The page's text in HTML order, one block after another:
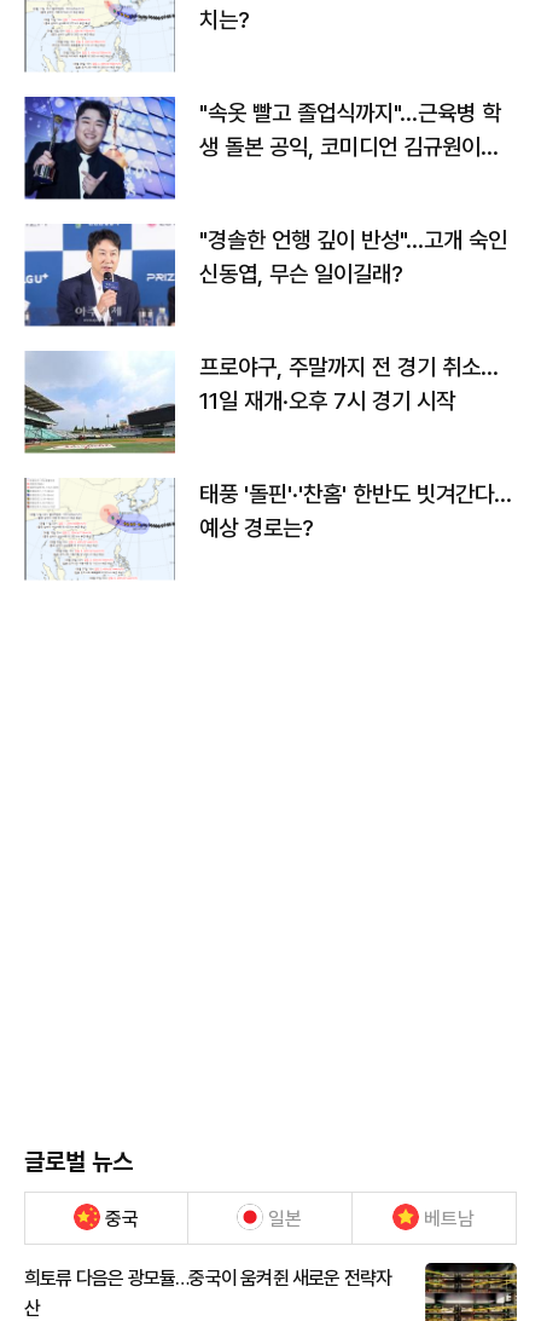
치는?
"속옷 빨고 졸업식까지"…근육병 학
생 돌본 공익, 코미디언 김규원이었
"경솔한 언행 깊이 반성"…고개 숙인
신동엽, 무슨 일이길래?
프로야구, 주말까지 전 경기 취소…
11일 재개·오후 7시 경기 시작
태풍 '돌핀'·'찬홈' 한반도 빗겨간다…
예상 경로는?
글로벌 뉴스
중국 일본 베트남
희토류 다음은 광모듈…중국이 움켜쥔 새로운 전략자
산